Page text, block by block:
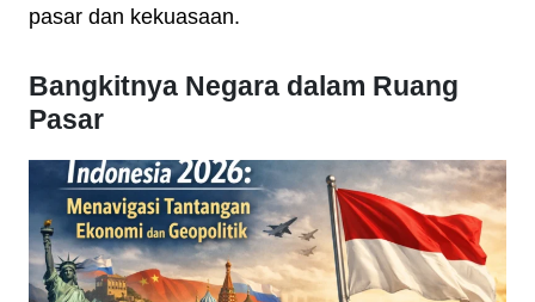
pasar dan kekuasaan.
Bangkitnya Negara dalam Ruang
Pasar